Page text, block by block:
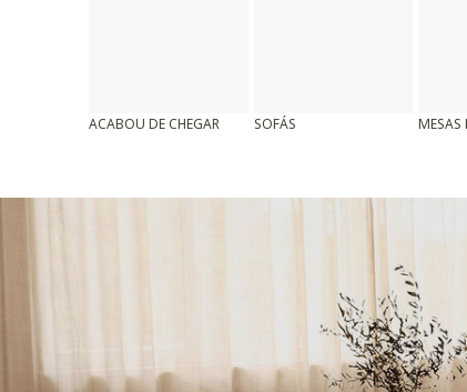
ACABOU DE CHEGAR SOFÁS MESAS